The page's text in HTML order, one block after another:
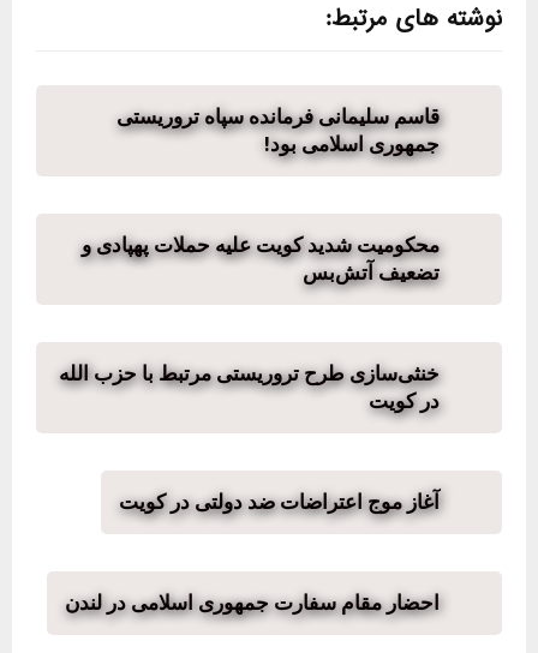
نوشته های مرتبط:
قاسم سلیمانی فرمانده سپاه تروریستی
جمهوری اسلامی بود!
محکومیت شدید کویت علیه حملات پهپادی و
تضعیف آتش‌بس
خنثی‌سازی طرح تروریستی مرتبط با حزب الله
در کویت
آغاز موج اعتراضات ضد دولتی در کویت
احضار مقام سفارت جمهوری اسلامی در لندن